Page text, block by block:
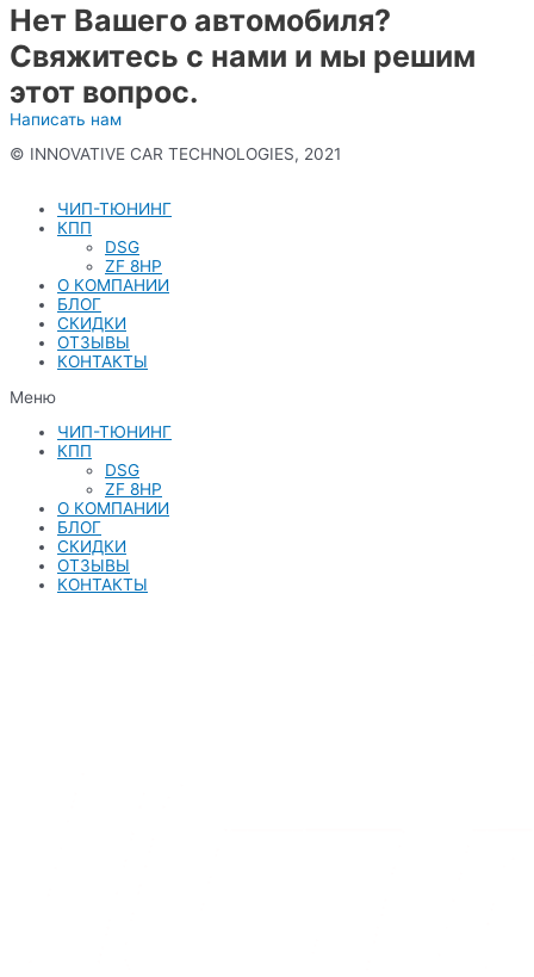
Нет Вашего автомобиля?
Свяжитесь с нами и мы решим
этот вопрос.
Написать нам
© INNOVATIVE CAR TECHNOLOGIES, 2021
ЧИП-ТЮНИНГ
КПП
DSG
ZF 8HP
О КОМПАНИИ
БЛОГ
СКИДКИ
ОТЗЫВЫ
КОНТАКТЫ
Меню
ЧИП-ТЮНИНГ
КПП
DSG
ZF 8HP
О КОМПАНИИ
БЛОГ
СКИДКИ
ОТЗЫВЫ
КОНТАКТЫ